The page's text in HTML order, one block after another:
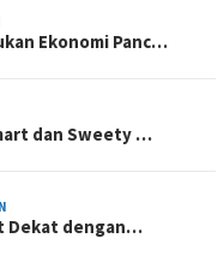
Ekonomi Panc…
dan Sweety …
Dekat dengan…